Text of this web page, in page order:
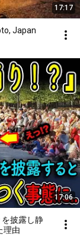
17:17
Japan
17:06
を披露し静
理由